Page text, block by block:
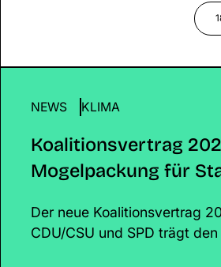
NEWS KLIMA
Koalitionsvertrag
Mogelpackung für
Der neue Koalitionsvertrag
CDU/CSU und SPD trägt
Koalitionsvertrag 2025: